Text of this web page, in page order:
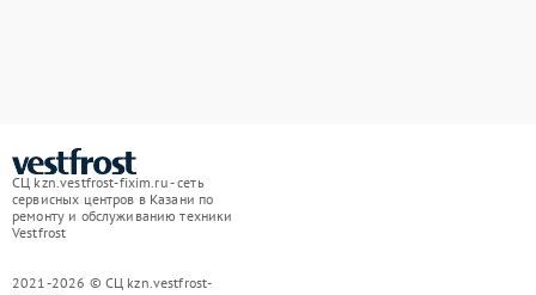
СЦ kzn.vestfrost-fixim.ru - сеть
сервисных центров в Казани по
ремонту и обслуживанию техники
Vestfrost
2021-2026 © СЦ kzn.vestfrost-